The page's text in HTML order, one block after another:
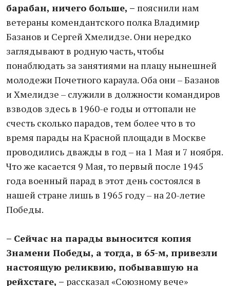
барабан, ничего больше, – пояснили нам
ветераны комендантского полка Владимир
Базанов и Сергей Хмелидзе. Они нередко
заглядывают в родную часть, чтобы
понаблюдать за занятиями на плацу нынешней
молодежи Почетного караула. Оба они – Базанов
и Хмелидзе – служили в должности командиров
взводов здесь в 1960-е годы и оттопали не
счесть сколько парадов, тем более что в то
время парады на Красной площади в Москве
проводились дважды в год – на 1 Мая и 7 ноября.
Что же касается 9 Мая, то первый после 1945
года военный парад в этот день состоялся в
нашей стране лишь в 1965 году – на 20-летие
Победы.
– Сейчас на парады выносится копия
Знамени Победы, а тогда, в 65-м, привезли
настоящую реликвию, побывавшую на
рейхстаге, – рассказал «Союзному вече»